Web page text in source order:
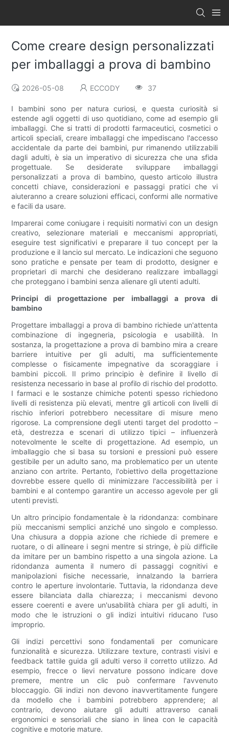
Come creare design personalizzati
per imballaggi a prova di bambino
2026-05-08 ECCODY 37
I bambini sono per natura curiosi, e questa curiosità si
estende agli oggetti di uso quotidiano, come ad esempio gli
imballaggi. Che si tratti di prodotti farmaceutici, cosmetici o
articoli speciali, creare imballaggi che impediscano l'accesso
accidentale da parte dei bambini, pur rimanendo utilizzabili
dagli adulti, è sia un imperativo di sicurezza che una sfida
progettuale. Se desiderate sviluppare imballaggi
personalizzati a prova di bambino, questo articolo illustra
concetti chiave, considerazioni e passaggi pratici che vi
aiuteranno a creare soluzioni efficaci, conformi alle normative
e facili da usare.
Imparerai come coniugare i requisiti normativi con un design
creativo, selezionare materiali e meccanismi appropriati,
eseguire test significativi e preparare il tuo concept per la
produzione e il lancio sul mercato. Le indicazioni che seguono
sono pratiche e pensate per team di prodotto, designer e
proprietari di marchi che desiderano realizzare imballaggi
che proteggano i bambini senza alienare gli utenti adulti.
Principi di progettazione per imballaggi a prova di
bambino
Progettare imballaggi a prova di bambino richiede un'attenta
combinazione di ingegneria, psicologia e usabilità. In
sostanza, la progettazione a prova di bambino mira a creare
barriere intuitive per gli adulti, ma sufficientemente
complesse o fisicamente impegnative da scoraggiare i
bambini piccoli. Il primo principio è definire il livello di
resistenza necessario in base al profilo di rischio del prodotto.
I farmaci e le sostanze chimiche potenti spesso richiedono
livelli di resistenza più elevati, mentre gli articoli con livelli di
rischio inferiori potrebbero necessitare di misure meno
rigorose. La comprensione degli utenti target del prodotto –
età, destrezza e scenari di utilizzo tipici – influenzerà
notevolmente le scelte di progettazione. Ad esempio, un
imballaggio che si basa su torsioni e pressioni può essere
gestibile per un adulto sano, ma problematico per un utente
anziano con artrite. Pertanto, l'obiettivo della progettazione
dovrebbe essere quello di minimizzare l'accessibilità per i
bambini e al contempo garantire un accesso agevole per gli
utenti previsti.
Un altro principio fondamentale è la ridondanza: combinare
più meccanismi semplici anziché uno singolo e complesso.
Una chiusura a doppia azione che richiede di premere e
ruotare, o di allineare i segni mentre si stringe, è più difficile
da imitare per un bambino rispetto a una singola azione. La
ridondanza aumenta il numero di passaggi cognitivi e
manipolazioni fisiche necessarie, innalzando la barriera
contro le aperture involontarie. Tuttavia, la ridondanza deve
essere bilanciata dalla chiarezza; i meccanismi devono
essere coerenti e avere un'usabilità chiara per gli adulti, in
modo che le istruzioni o gli indizi intuitivi riducano l'uso
improprio.
Gli indizi percettivi sono fondamentali per comunicare
funzionalità e sicurezza. Utilizzare texture, contrasti visivi e
feedback tattile guida gli adulti verso il corretto utilizzo. Ad
esempio, frecce o lievi nervature possono indicare dove
premere, mentre un clic può confermare l'avvenuto
bloccaggio. Gli indizi non devono inavvertitamente fungere
da modello che i bambini potrebbero apprendere; al
contrario, devono aiutare gli adulti attraverso canali
ergonomici e sensoriali che siano in linea con le capacità
cognitive e motorie mature.